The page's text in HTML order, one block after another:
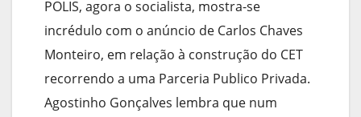
POLIS, agora o socialista, mostra-se
incrédulo com o anúncio de Carlos Chaves
Monteiro, em relação à construção do CET
recorrendo a uma Parceria Publico Privada.
Agostinho Gonçalves lembra que num